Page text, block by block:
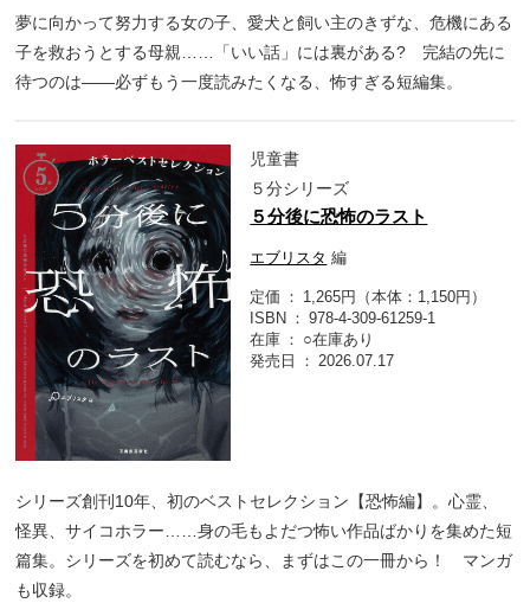
夢に向かって努力する女の子、愛犬と飼い主のきずな、危機にある
子を救おうとする母親……「いい話」には裏がある? 完結の先に
待つのは――必ずもう一度読みたくなる、怖すぎる短編集。
児童書
５分シリーズ
５分後に恐怖のラスト
エブリスタ 編
定価
1,265円（本体：1,150円）
ISBN
978-4-309-61259-1
在庫
○在庫あり
発売日
2026.07.17
シリーズ創刊10年、初のベストセレクション【恐怖編】。心霊、
怪異、サイコホラー……身の毛もよだつ怖い作品ばかりを集めた短
篇集。シリーズを初めて読むなら、まずはこの一冊から！ マンガ
も収録。